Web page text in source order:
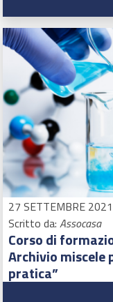
27 SETTEMBRE 2021
Scritto da:Assocasa
Corso di
Archivio miscele
pratica”